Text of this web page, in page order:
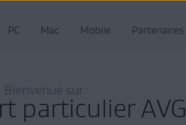
PC Mac Mobile Partenaires
Bienvenue sur
particulier AVG